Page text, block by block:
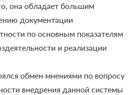
она обладает большим
документации
по основным показателям
и реализации
обмен мнениями по вопросу
внедрения данной системы